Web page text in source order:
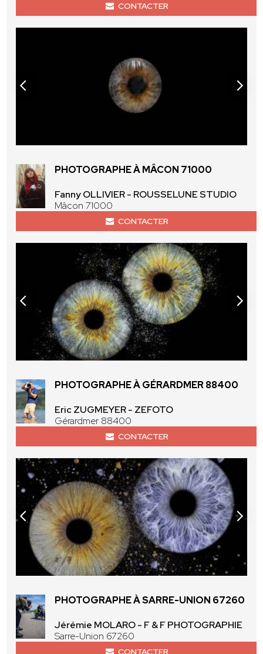
CONTACTER
PHOTOGRAPHE À MÂCON 71000
Fanny OLLIVIER - ROUSSELUNE STUDIO
Mâcon 71000
CONTACTER
PHOTOGRAPHE À GÉRARDMER 88400
Eric ZUGMEYER - ZEFOTO
Gérardmer 88400
CONTACTER
PHOTOGRAPHE À SARRE-UNION 67260
Jérémie MOLARO - F & F PHOTOGRAPHIE
Sarre-Union 67260
CONTACTER